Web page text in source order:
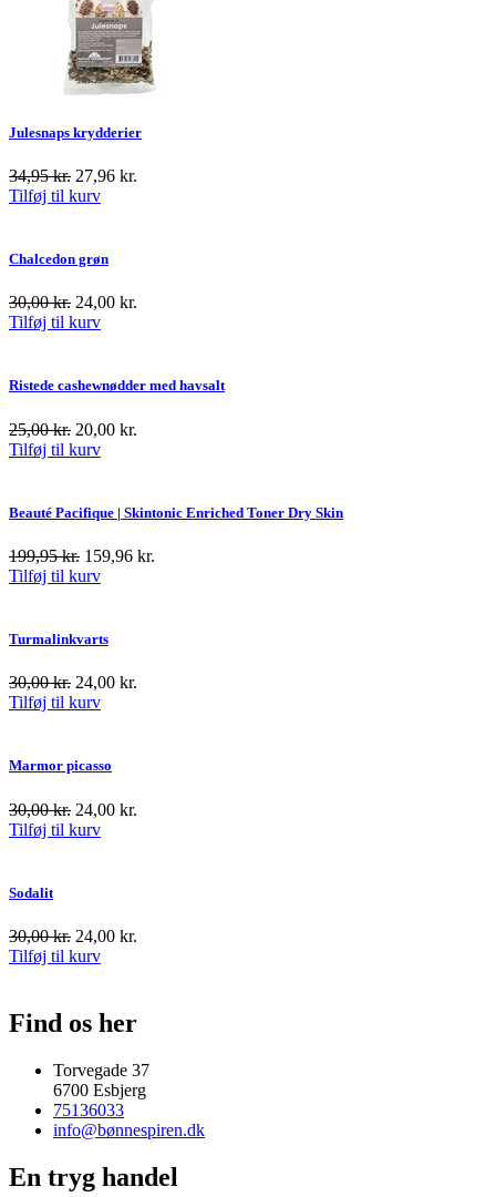
Julesnaps krydderier
34,95kr. 27,96 kr.
Tilføj til kurv
Chalcedon grøn
30,00kr. 24,00 kr.
Tilføj til kurv
Ristede cashewnødder med havsalt
25,00kr. 20,00 kr.
Tilføj til kurv
Beauté Pacifique | Skintonic Enriched Toner Dry Skin
199,95kr. 159,96 kr.
Tilføj til kurv
Turmalinkvarts
30,00kr. 24,00 kr.
Tilføj til kurv
Marmor picasso
30,00kr. 24,00 kr.
Tilføj til kurv
Sodalit
30,00kr. 24,00 kr.
Tilføj til kurv
Find os her
Torvegade 37
6700 Esbjerg
75136033
info@bønnespiren.dk
En tryg handel